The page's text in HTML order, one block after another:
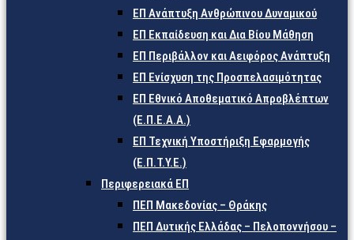
ΕΠ Ανάπτυξη Ανθρώπινου Δυναμικού
ΕΠ Εκπαίδευση και Δια Βίου Μάθηση
ΕΠ Περιβάλλον και Αειφόρος Ανάπτυξη
ΕΠ Ενίσχυση της Προσπελασιμότητας
ΕΠ Εθνικό Αποθεματικό Απροβλέπτων
(Ε.Π.Ε.Α.Α.)
ΕΠ Τεχνική Υποστήριξη Εφαρμογής
(Ε.Π.Τ.Υ.Ε.)
Περιφερειακά ΕΠ
ΠΕΠ Μακεδονίας – Θράκης
ΠΕΠ Δυτικής Ελλάδας – Πελοποννήσου –